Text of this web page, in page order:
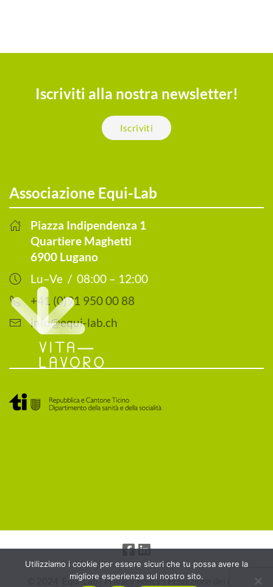
Iscriviti alla nostra newsletter!
Iscriviti
Associazione Equi-Lab
Piazza Indipendenza 1
Quartiere Maghetti
6900 Lugano
Lu–Ve / 08:00 – 12:00
+41 (0)91 950 00 88
info@equi-lab.ch
© 2024 Equi-Lab |Privacy Policy|Protezione dei dati
Utilizziamo i cookie per essere sicuri che tu possa avere la
migliore esperienza sul nostro sito.